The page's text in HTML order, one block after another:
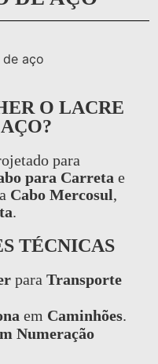
O LACRE
para
para Carreta e
Cabo Mercosul,
.
TÉCNICAS
para Transporte
em Caminhões.
Numeração